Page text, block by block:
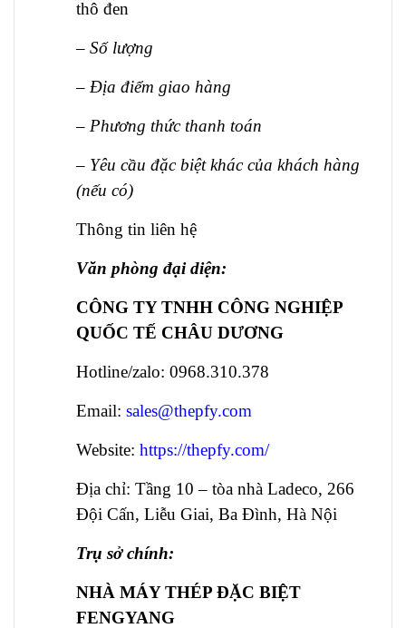
thô đen
– Số lượng
– Địa điểm giao hàng
– Phương thức thanh toán
– Yêu cầu đặc biệt khác của khách hàng
(nếu có)
Thông tin liên hệ
Văn phòng đại diện:
CÔNG TY TNHH CÔNG NGHIỆP
QUỐC TẾ CHÂU DƯƠNG
Hotline/zalo: 0968.310.378
Email: sales@thepfy.com
Website: https://thepfy.com/
Địa chỉ: Tầng 10 – tòa nhà Ladeco, 266
Đội Cấn, Liễu Giai, Ba Đình, Hà Nội
Trụ sở chính:
NHÀ MÁY THÉP ĐẶC BIỆT
FENGYANG